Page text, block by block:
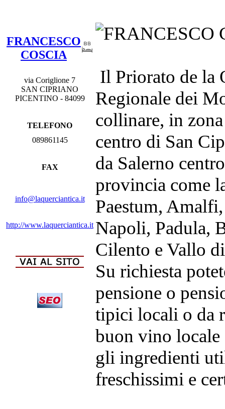
FRANCESCO
COSCIA
via Coriglione 7
SAN CIPRIANO
PICENTINO - 84099
TELEFONO
089861145
FAX
info@laquerciantica.it
http://www.laquerciantica.it
Il Priorato de la
Regionale dei
collinare, in
centro di San
da Salerno
provincia come
Paestum,
Napoli, Padula,
Cilento e Vallo
Su richiesta
pensione o
tipici locali o da
buon vino
gli ingredienti
freschissimi e